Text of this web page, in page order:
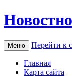
Меню Перейти к
Главная
Карта сайта